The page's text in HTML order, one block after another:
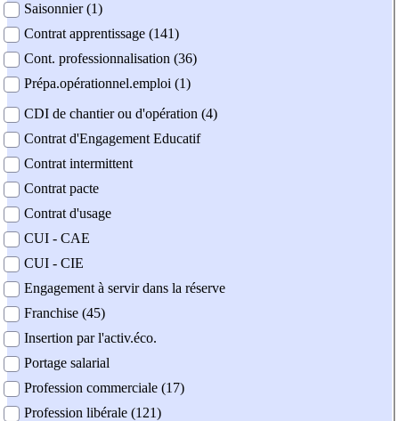
Saisonnier (1)
Contrat apprentissage (141)
Cont. professionnalisation (36)
Prépa.opérationnel.emploi (1)
CDI de chantier ou d'opération (4)
Contrat d'Engagement Educatif
Contrat intermittent
Contrat pacte
Contrat d'usage
CUI - CAE
CUI - CIE
Engagement à servir dans la réserve
Franchise (45)
Insertion par l'activ.éco.
Portage salarial
Profession commerciale (17)
Profession libérale (121)